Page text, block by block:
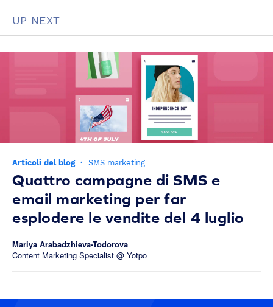
UP NEXT
Articoli del blog · SMS marketing
Quattro campagne di SMS e
email marketing per far
esplodere le vendite del 4 luglio
Mariya Arabadzhieva-Todorova
Content Marketing Specialist @ Yotpo